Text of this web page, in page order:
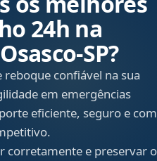
24h na
confiável na sua
em emergências
eficiente, seguro e com
corretamente e preservar o